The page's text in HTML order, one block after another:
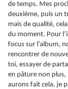
de temps. Mes
deuxième, puis un
mais de qualité,
du moment. Pour
focus sur l’album,
rencontrer de
toi, essayer de
en pâture non plus,
aurons fait cela, je